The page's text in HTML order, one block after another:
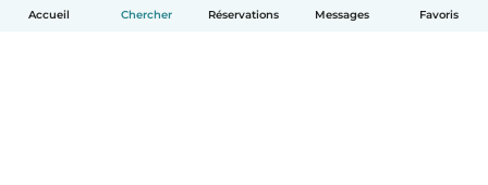
Accueil Chercher Réservations Messages Favoris